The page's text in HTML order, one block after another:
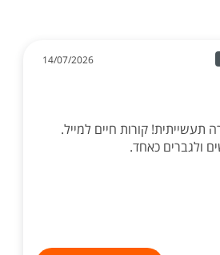
14/07/2026
תעשייתית! קורות חיים למייל.
ולגברים כאחד.